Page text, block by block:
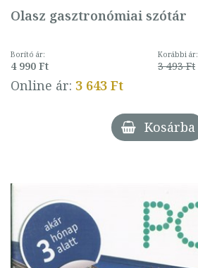
Olasz gasztronómiai szótár
Borító ár:
4 990 Ft
Korábbi ár:
3 493 Ft
Online ár: 3 643 Ft
Kosárba